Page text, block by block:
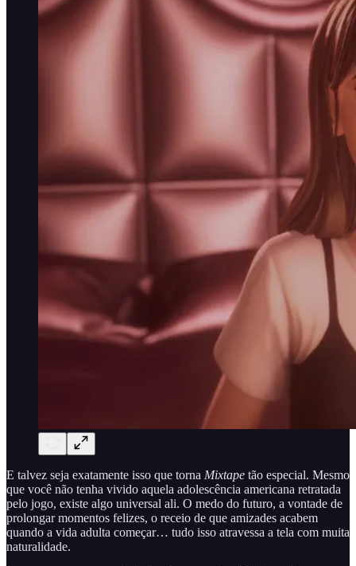
E talvez seja exatamente isso que torna Mixtape tão especial. Mesmo
que você não tenha vivido aquela adolescência americana retratada
pelo jogo, existe algo universal ali. O medo do futuro, a vontade de
prolongar momentos felizes, o receio de que amizades acabem
quando a vida adulta começar… tudo isso atravessa a tela com muita
naturalidade.